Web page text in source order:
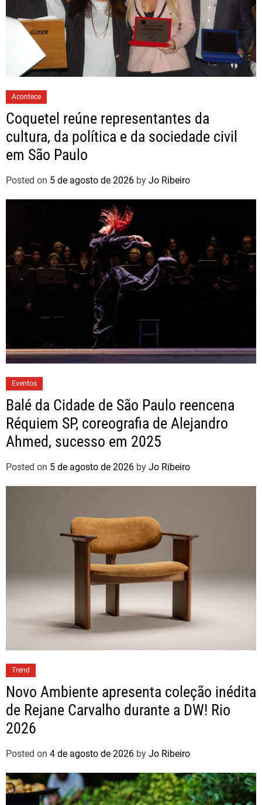
Acontece
Coquetel reúne representantes da
cultura, da política e da sociedade civil
em São Paulo
Posted on 5 de agosto de 2026 by Jo Ribeiro
Eventos
Balé da Cidade de São Paulo reencena
Réquiem SP, coreografia de Alejandro
Ahmed, sucesso em 2025
Posted on 5 de agosto de 2026 by Jo Ribeiro
Trend
Novo Ambiente apresenta coleção inédita
de Rejane Carvalho durante a DW! Rio
2026
Posted on 4 de agosto de 2026 by Jo Ribeiro